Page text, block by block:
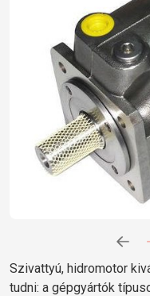
Szivattyú, hidromotor
tudni: a gépgyártók